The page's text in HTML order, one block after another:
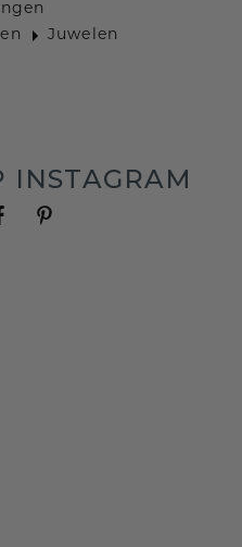
Juwelen
INSTAGRAM